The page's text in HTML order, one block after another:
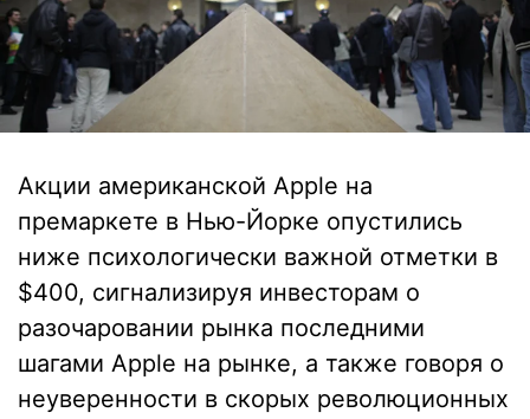
Акции американской Apple на
премаркете в Нью-Йорке опустились
ниже психологически важной отметки в
$400, сигнализируя инвесторам о
разочаровании рынка последними
шагами Apple на рынке, а также говоря о
неуверенности в скорых революционных